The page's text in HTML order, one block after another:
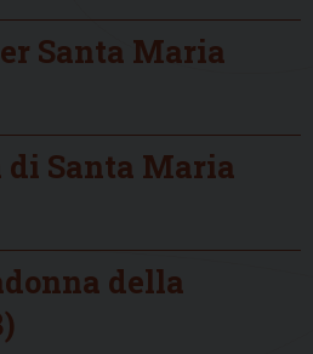
Santa Maria
Santa Maria
della